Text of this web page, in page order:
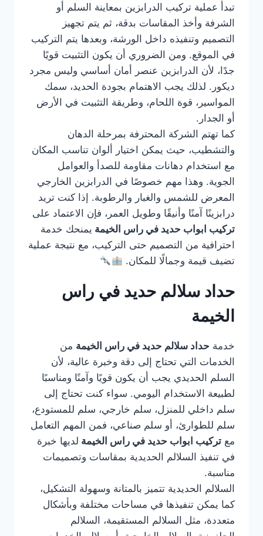
تبدأ عملية تركيب الدرابزين بمعاينة السلم أو
الشرفة وأخذ المقاسات بدقة، ثم يتم تجهيز
التصميم وتنفيذه داخل الورشة، وبعدها يتم التركيب
في الموقع. ومن الضروري أن يكون التثبيت قويًا
جدًا، لأن الدرابزين عنصر أمان أساسي وليس مجرد
ديكور. لذلك يجب الاهتمام بجودة الحديد، سمك
المواسير، قوة اللحام، وطريقة التثبيت في الأرض
أو الجدار.
كما تهتم الشركة المحترفة بمرحلة الدهان
والتشطيب، حيث يمكن اختيار ألوان تناسب المكان
مع استخدام دهانات مقاومة للصدأ والعوامل
الجوية. وهذا مهم خصوصًا في الدرابزين الخارجي
المعرض للشمس والغبار والرطوبة. إذا كنت تريد
درابزينًا آمنًا وأنيقًا وطويل العمر، فإن الاعتماد على
تركيب ابواب حديد في راس الخيمة يمنحك خدمة
احترافية من التصميم حتى التركيب، مع نتيجة عملية
تضيف قيمة وجمالًا للمكان.
حداد سلالم حديد في راس
الخيمة
خدمة حداد سلالم حديد في راس الخيمة من
الخدمات التي تحتاج إلى دقة وخبرة عالية، لأن
السلم الحديدي يجب أن يكون قويًا وآمنًا ومناسبًا
لطبيعة الاستخدام اليومي. سواء كنت تحتاج إلى
سلم داخلي للمنزل، سلم خارجي، سلم للمستودع،
سلم للطوارئ، أو سلم صناعي، فمن المهم التعامل
مع تركيب ابواب حديد في راس الخيمة لديها خبرة
في تنفيذ السلالم الحديدية بمقاسات وتصميمات
مناسبة.
السلالم الحديدية تتميز بالمتانة وسهولة التشكيل،
كما يمكن تنفيذها في مساحات مختلفة وبأشكال
متعددة، مثل السلالم المستقيمة، السلالم